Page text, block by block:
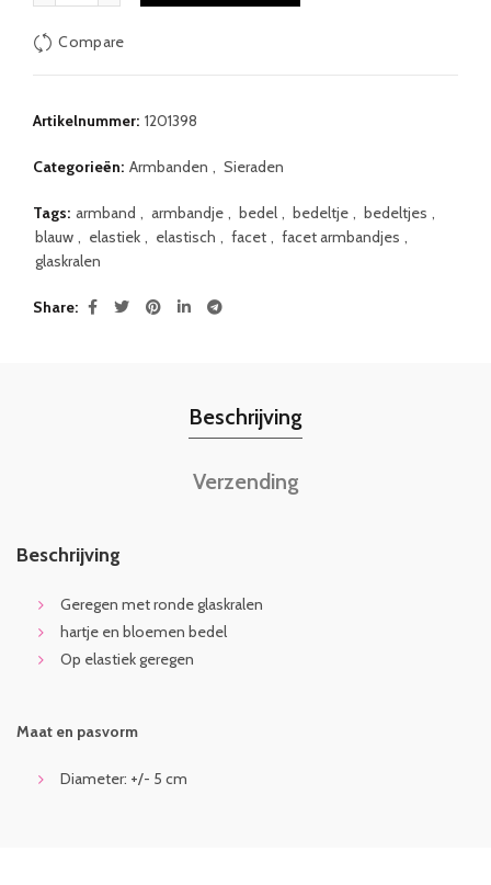
Compare
Artikelnummer: 1201398
Categorieën: Armbanden , Sieraden
Tags: armband , armbandje , bedel , bedeltje , bedeltjes ,
blauw , elastiek , elastisch , facet , facet armbandjes ,
glaskralen
Share
Beschrijving
Verzending
Beschrijving
Geregen met ronde glaskralen
hartje en bloemen bedel
Op elastiek geregen
Maat en pasvorm
Diameter: +/- 5 cm